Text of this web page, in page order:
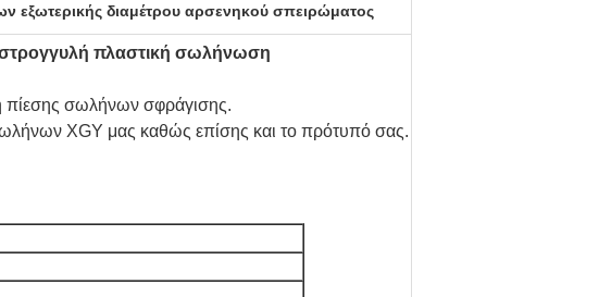
εξωτερικής διαμέτρου αρσενηκού σπειρώματος
πλαστική σωλήνωση
πίεσης σωλήνων σφράγισης.
XGY μας καθώς επίσης και το πρότυπό σας.